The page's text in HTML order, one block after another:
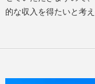
的な収入を得たいと考